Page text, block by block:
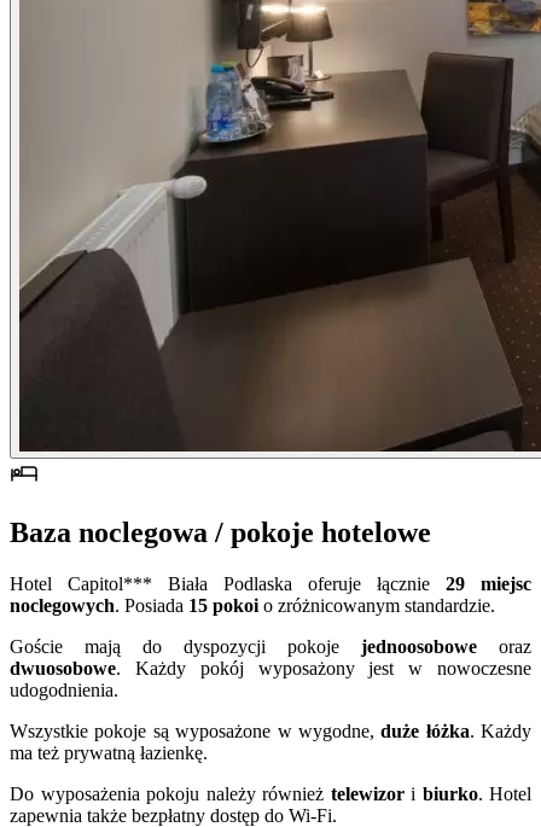
Baza noclegowa / pokoje hotelowe
Hotel Capitol*** Biała Podlaska oferuje łącznie 29 miejsc
noclegowych. Posiada 15 pokoi o zróżnicowanym standardzie.
Goście mają do dyspozycji pokoje jednoosobowe oraz
dwuosobowe. Każdy pokój wyposażony jest w nowoczesne
udogodnienia.
Wszystkie pokoje są wyposażone w wygodne,duże łóżka. Każdy
ma też prywatną łazienkę.
Do wyposażenia pokoju należy również telewizori biurko. Hotel
zapewnia także bezpłatny dostęp do Wi-Fi.